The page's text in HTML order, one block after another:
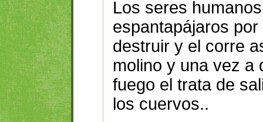
Los seres
espantapájaros
destruir y el corre
molino y una vez a
fuego el trata de
los cuervos..